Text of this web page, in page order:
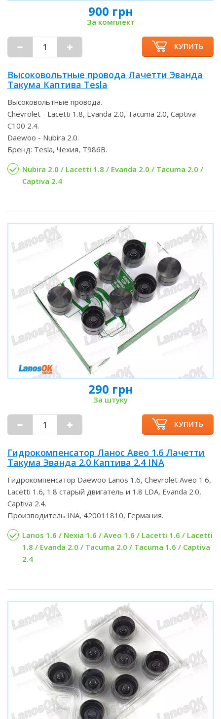
900 грн
За комплект
КУПИТЬ
Высоковольтные провода Лачетти Эванда
Такума Каптива Tesla
Высоковольтные провода.
Chevrolet - Lacetti 1.8, Evanda 2.0, Tacuma 2.0, Captiva
C100 2.4.
Daewoo - Nubira 2.0.
Бренд: Tesla, Чехия, T986B.
Nubira 2.0 / Lacetti 1.8 / Evanda 2.0 / Tacuma 2.0 /
Captiva 2.4
290 грн
За штуку
КУПИТЬ
Гидрокомпенсатор Ланос Авео 1.6 Лачетти
Такума Эванда 2.0 Каптива 2.4 INA
Гидрокомпенсатор Daewoo Lanos 1.6, Chevrolet Aveo 1.6,
Lacetti 1.6, 1.8 старый двигатель и 1.8 LDA, Evanda 2.0,
Captiva 2.4.
Производитель INA, 420011810, Германия.
Lanos 1.6 / Nexia 1.6 / Aveo 1.6 / Lacetti 1.6 / Lacetti
1.8 / Evanda 2.0 / Tacuma 2.0 / Tacuma 1.6 / Captiva
2.4